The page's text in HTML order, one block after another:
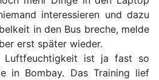
interessieren und dazu
in den Bus breche, melde
erst später wieder.
Luftfeuchtigkeit ist ja fast so
in Bombay. Das Training lief